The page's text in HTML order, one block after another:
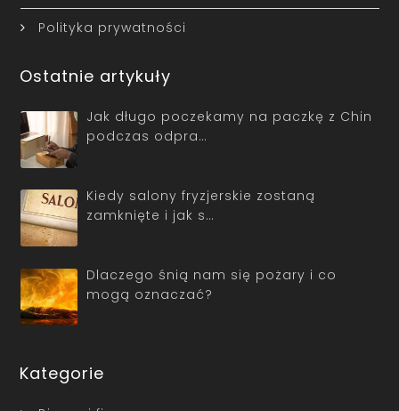
Polityka prywatności
Ostatnie artykuły
Jak długo poczekamy na paczkę z Chin
podczas odpra…
Kiedy salony fryzjerskie zostaną
zamknięte i jak s…
Dlaczego śnią nam się pożary i co
mogą oznaczać?
Kategorie